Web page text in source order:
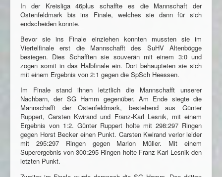
In der Kreisliga 46plus schaffte es die Mannschaft der
Ostenfeldmark bis ins Finale, welches sie dann für sich
endscheiden konnte.
Bevor sie ins Finale einziehen konnten mussten sie im
Viertelfinale erst die Mannschafft des SuHV Altenbögge
besiegen. Dies Schafften sie souverän mit einem 3:0 und
zogen somit in das Halbfinale ein. Dort behaupteten sie sich
mit einem Ergebnis von 2:1 gegen die SpSch Heessen.
Im Finale stand ihnen letztlich die Mannschafft unserer
Nachbarn, der SG Hamm gegenüber. Am Ende siegte die
Mannschafft der Ostenfeldmark, bestehend aus Günter
Ruppert, Carsten Kwirand und Franz-Karl Lesnik, mit einem
Ergebnis von 1:2. Günter Ruppert holte mit 298:297 Ringen
gegen Horst Becker einen Punkt. Carsten Kwirand verlor leider
mit 295:297 Ringen gegen Marion Müller. Mit einem
Superergebnis von 300:295 Ringen holte Franz Karl Lesnik den
letzten Punkt.